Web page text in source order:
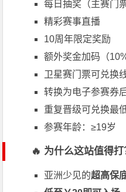
每日抽奖（主赛门
精彩赛事直播
10周年限定奖励
额外奖金加码（10%
卫星赛门票可兑换
转换为电子参赛券
重复晋级可兑换最
参赛年龄：≥19岁
🔥 为什么这站值得打
亚洲少见的超高保